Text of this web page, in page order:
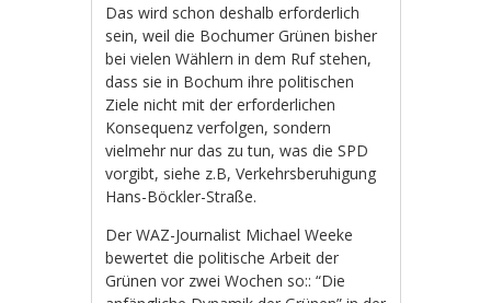
Das wird schon deshalb erforderlich
sein, weil die Bochumer Grünen bisher
bei vielen Wählern in dem Ruf stehen,
dass sie in Bochum ihre politischen
Ziele nicht mit der erforderlichen
Konsequenz verfolgen, sondern
vielmehr nur das zu tun, was die SPD
vorgibt, siehe z.B, Verkehrsberuhigung
Hans-Böckler-Straße.
Der WAZ-Journalist Michael Weeke
bewertet die politische Arbeit der
Grünen vor zwei Wochen so:: “Die